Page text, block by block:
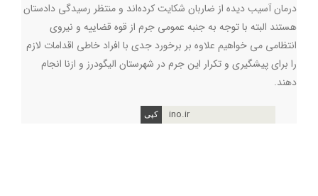
درمان آسیب دیده از ضاربان شکایت کرده‌اند و منتظر رسیدگی دادستان
هستند البته با توجه به جنبه عمومی جرم از قوه قضاییه و نیروی
انتظامی می خواهیم علاوه بر برخورد جدی با افراد خاطی اقدامات لازم
را برای پیشگیری و تکرار این جرم در شهرستان الیگودرز و ازنا انجام
دهند.
ino.ir